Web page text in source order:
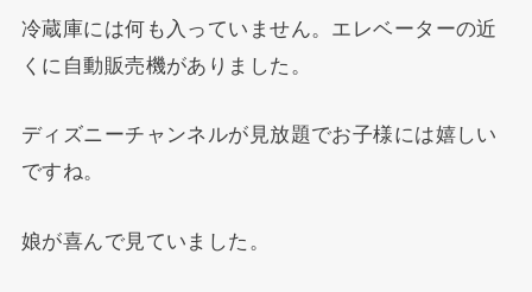
冷蔵庫には何も入っていません。エレベーターの近
くに自動販売機がありました。
ディズニーチャンネルが見放題でお子様には嬉しい
ですね。
娘が喜んで見ていました。